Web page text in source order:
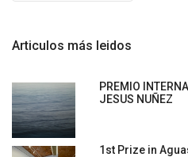
Articulos más leidos
PREMIO
JESUS NUÑEZ
1st Prize in